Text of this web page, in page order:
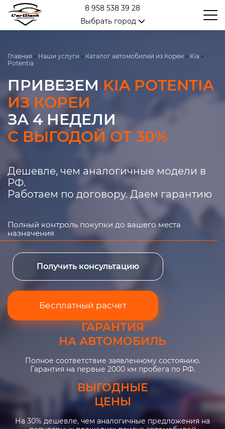
8 958 538 39 28
Выбрать город
Главная » Наши услуги » Каталог автомобилей из Кореи » Kia »
Potentia
ПРИВЕЗЕМ KIA POTENTIA
ИЗ КОРЕИ
ЗА 4 НЕДЕЛИ
С ВЫГОДОЙ ОТ 30%
Дешевле, чем аналогичные модели в
РФ.
Работаем по договору. Даем гарантию
Полный контроль покупки до вашего места
назначения
Получить консультацию
Бесплатный расчет
ГАРАНТИЯ
НА АВТОМОБИЛЬ
Полное соответствие заявленному состоянию.
Гарантия на первые 2000 км пробега по РФ.
ВЫГОДНЫЕ
ЦЕНЫ
На 30% дешевле, чем аналогичные предложения на